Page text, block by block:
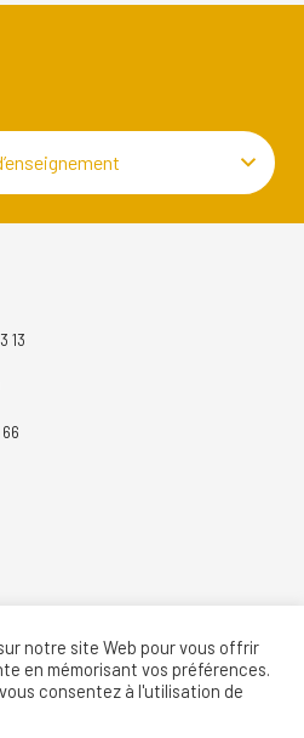
13
notre site Web pour vous offrir
en mémorisant vos préférences.
consentez à l'utilisation de